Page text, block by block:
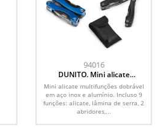
94016
DUNITO. Mini alicate
multifunções com 9 funções
em aço inox e alumínio
Mini alicate multifunções dobrável
em aço inox e alumínio. Incluso 9
funções: alicate, lâmina de serra, 2
abridores,...